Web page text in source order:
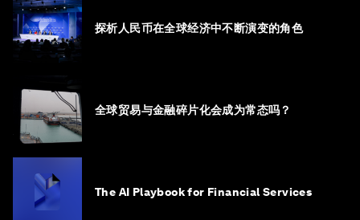
探析人民币在全球经济中不断演变的角色
全球贸易与金融碎片化会成为常态吗？
The AI Playbook for Financial Services